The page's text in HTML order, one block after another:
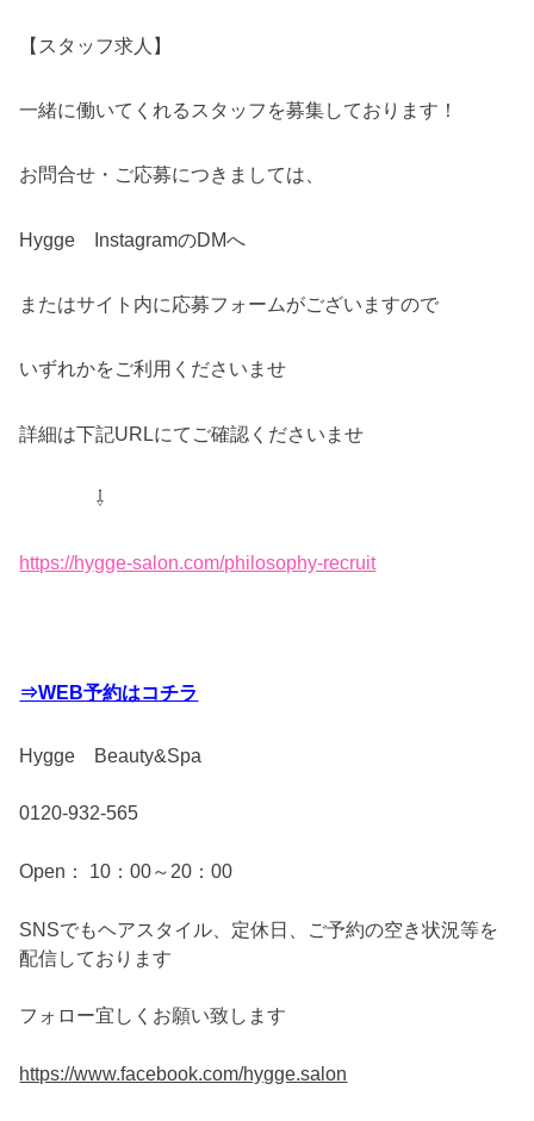
【スタッフ求人】
一緒に働いてくれるスタッフを募集しております！
お問合せ・ご応募につきましては、
Hygge InstagramのDMへ
またはサイト内に応募フォームがございますので
いずれかをご利用くださいませ
詳細は下記URLにてご確認くださいませ
⇩
https://hygge-salon.com/philosophy-recruit
⇒WEB予約はコチラ
Hygge Beauty&Spa
0120-932-565
Open： 10：00～20：00
SNSでもヘアスタイル、定休日、ご予約の空き状況等を
配信しております
フォロー宜しくお願い致します
https://www.facebook.com/hygge.salon